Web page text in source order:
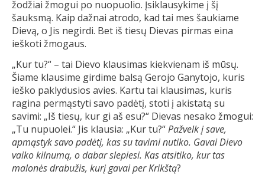
žodžiai žmogui po nuopuolio. Įsiklausykime į šį
šauksmą. Kaip dažnai atrodo, kad tai mes šaukiame
Dievą, o Jis negirdi. Bet iš tiesų Dievas pirmas eina
ieškoti žmogaus.
„Kur tu?“ – tai Dievo klausimas kiekvienam iš mūsų.
Šiame klausime girdime balsą Gerojo Ganytojo, kuris
ieško paklydusios avies. Kartu tai klausimas, kuris
ragina permąstyti savo padėtį, stoti į akistatą su
savimi: „Iš tiesų, kur gi aš esu?“ Dievas nesako žmogui:
„Tu nupuolei.“ Jis klausia: „Kur tu?“Pažvelk į save,
apmąstyk savo padėtį, kas su tavimi nutiko. Gavai Dievo
vaiko kilnumą, o dabar slepiesi. Kas atsitiko, kur tas
malonės drabužis, kurį gavai per Krikštą?